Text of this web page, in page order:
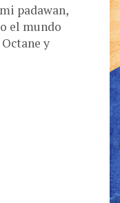
padawan,
el mundo
y